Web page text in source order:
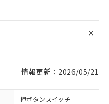
情報更新：2026/05/21
押ボタンスイッチ